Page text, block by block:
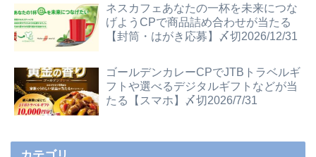
ネスカフェあなたの一杯を未来につな
げようCPで商品詰め合わせが当たる
【封筒・はがき応募】〆切2026/12/31
ゴールデンカレーCPでJTBトラベルギ
フトや選べるデジタルギフトなどが当
たる【スマホ】〆切2026/7/31